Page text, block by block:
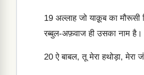
19 अल्लाह जो याक़ूब का मौरूसी
रब्बुल-अफ़वाज ही उसका नाम है।
20 ऐ बाबल, तू मेरा हथोड़ा, मेरा